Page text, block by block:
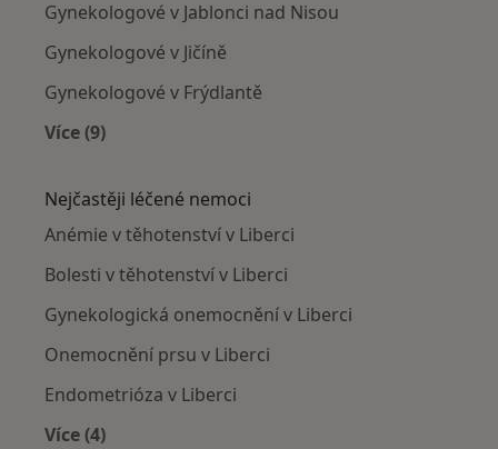
Gynekologové v Jablonci nad Nisou
Gynekologové v Jičíně
Gynekologové v Frýdlantě
Více (9)
Nejčastěji léčené nemoci
Anémie v těhotenství v Liberci
Bolesti v těhotenství v Liberci
Gynekologická onemocnění v Liberci
Onemocnění prsu v Liberci
Endometrióza v Liberci
Více (4)